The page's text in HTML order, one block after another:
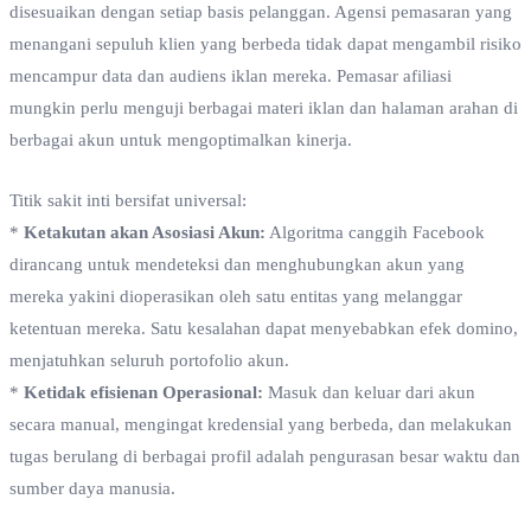
disesuaikan dengan setiap basis pelanggan. Agensi pemasaran yang
menangani sepuluh klien yang berbeda tidak dapat mengambil risiko
mencampur data dan audiens iklan mereka. Pemasar afiliasi
mungkin perlu menguji berbagai materi iklan dan halaman arahan di
berbagai akun untuk mengoptimalkan kinerja.
Titik sakit inti bersifat universal:
* Ketakutan akan Asosiasi Akun: Algoritma canggih Facebook
dirancang untuk mendeteksi dan menghubungkan akun yang
mereka yakini dioperasikan oleh satu entitas yang melanggar
ketentuan mereka. Satu kesalahan dapat menyebabkan efek domino,
menjatuhkan seluruh portofolio akun.
* Ketidak efisienan Operasional: Masuk dan keluar dari akun
secara manual, mengingat kredensial yang berbeda, dan melakukan
tugas berulang di berbagai profil adalah pengurasan besar waktu dan
sumber daya manusia.